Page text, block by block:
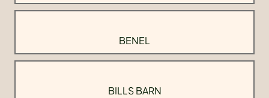
BENEL
BILLS BARN